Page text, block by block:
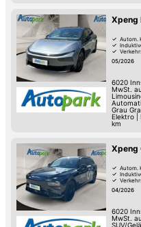
Xpeng
Autom.
05/2026
6020
MwSt.
Grau
Elektro
km
Xpeng
Autom.
04/2026
6020
MwSt.
SUV/